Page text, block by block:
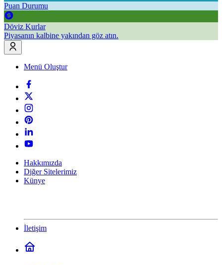
Puan Durumu
Döviz Kurlar
Piyasanın kalbine yakından göz atın.
Menü Oluştur
Hakkımızda
Diğer Sitelerimiz
Künye
İletişim